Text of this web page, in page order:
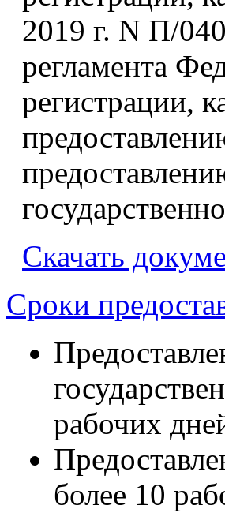
2019 г. N П/
регламента
регистрации,
Скачать
Сроки
рабочих
более 10